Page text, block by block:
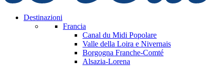
Destinazioni
Francia
Canal du Midi Popolare
Valle della Loira e Nivernais
Borgogna Franche-Comté
Alsazia-Lorena